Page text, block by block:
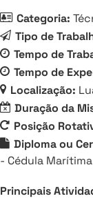
Categoria:
Tipo de
Tempo de
Tempo de
Localização:
Duração da
Posição
Diploma ou
- Cédula
Principais